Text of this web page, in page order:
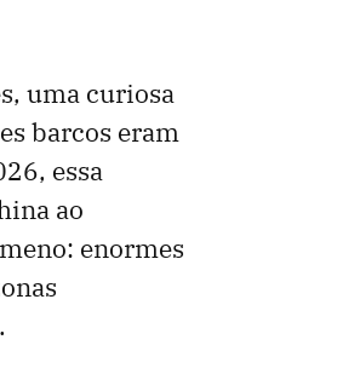
uma curiosa
barcos eram
essa
ao
enormes